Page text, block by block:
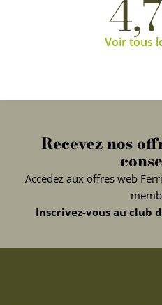
Voir tous
Recevez nos
Accédez aux offres web
Inscrivez-vous au club